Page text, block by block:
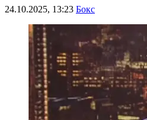
24.10.2025, 13:23 Бокс